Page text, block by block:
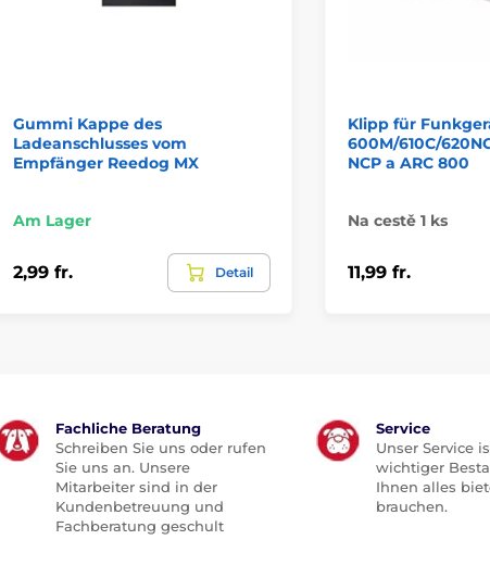
Gummi Kappe des
Ladeanschlusses vom
Empfänger Reedog MX
Am Lager
2,99 fr. Detail
Klipp für
600M/610C/
NCP a ARC 800
Na cestě 1 ks
11,99 fr.
Fachliche Beratung
Schreiben Sie uns oder rufen
Sie uns an. Unsere
Mitarbeiter sind in der
Kundenbetreuung und
Fachberatung geschult
Service
Unser Service
wichtiger
Ihnen alles
brauchen.